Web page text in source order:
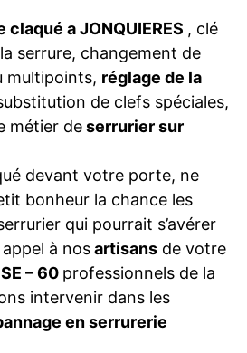
a JONQUIERES , clé
serrure, changement de
multipoints, réglage de la
de clefs spéciales,
métier deserrurier sur
devant votre porte, ne
bonheur la chance les
qui pourrait s’avérer
à nosartisans de votre
– 60 professionnels de la
intervenir dans les
en serrurerie